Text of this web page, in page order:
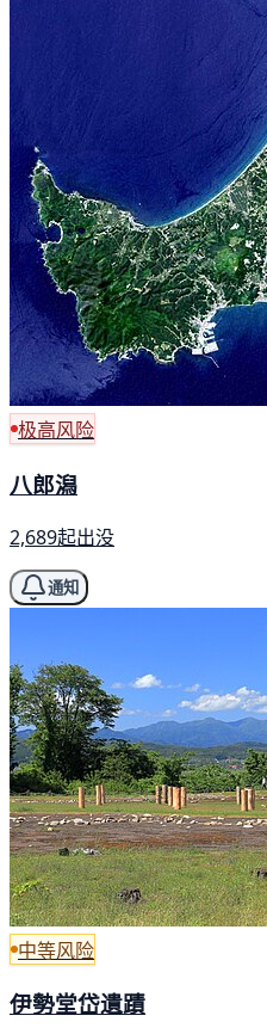
极高风险
八郎潟
2,689起出没
通知
中等风险
伊勢堂岱遺蹟